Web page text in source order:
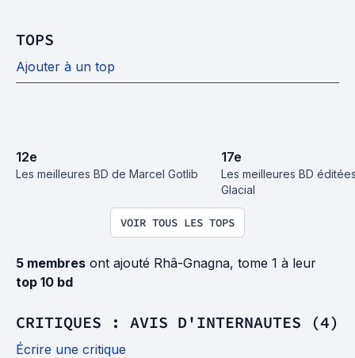
TOPS
Ajouter à un top
12e
Les meilleures BD de Marcel Gotlib
17e
Les meilleures BD
Glacial
VOIR TOUS LES TOPS
5 membres ont ajouté Rhâ-Gnagna, tome 1 à leur
top 10 bd
CRITIQUES : AVIS D'INTERNAUTES (4)
Écrire une critique